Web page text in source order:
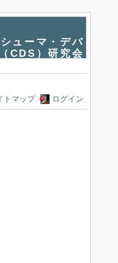
ューマ・デバ
CDS）研究会
トマップ ログイン